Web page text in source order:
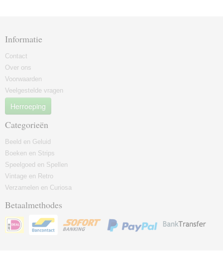
Informatie
Contact
Over ons
Voorwaarden
Veelgestelde vragen
Herroeping
Categorieën
Beeld en Geluid
Boeken en Strips
Speelgoed en Spellen
Vintage en Retro
Verzamelen en Curiosa
Betaalmethodes